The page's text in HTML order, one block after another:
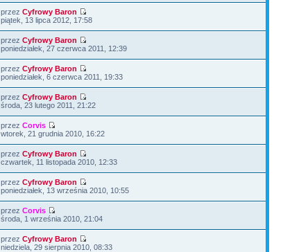
przezCyfrowy Baron
piątek, 13 lipca 2012, 17:58
przezCyfrowy Baron
poniedziałek, 27 czerwca 2011, 12:39
przezCyfrowy Baron
poniedziałek, 6 czerwca 2011, 19:33
przezCyfrowy Baron
środa, 23 lutego 2011, 21:22
przezCorvis
wtorek, 21 grudnia 2010, 16:22
przezCyfrowy Baron
czwartek, 11 listopada 2010, 12:33
przezCyfrowy Baron
poniedziałek, 13 września 2010, 10:55
przezCorvis
środa, 1 września 2010, 21:04
przezCyfrowy Baron
niedziela, 29 sierpnia 2010, 08:33